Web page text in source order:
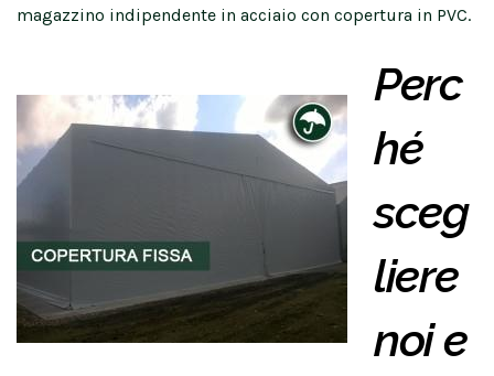
magazzino indipendente in acciaio con copertura in PVC.
Perc
hé
sceg
liere
noi e